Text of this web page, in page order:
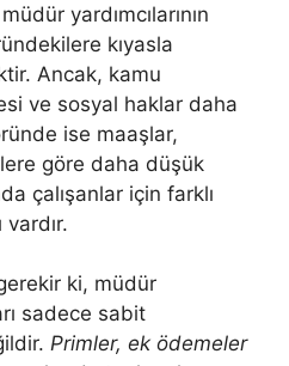
yardımcılarının
kıyasla
Ancak, kamu
ve sosyal haklar daha
ise maaşlar,
göre daha düşük
çalışanlar için farklı
ki, müdür
sadece sabit
Primler, ek ödemeler